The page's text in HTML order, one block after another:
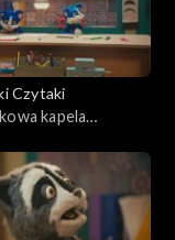
Czytaki
kapela